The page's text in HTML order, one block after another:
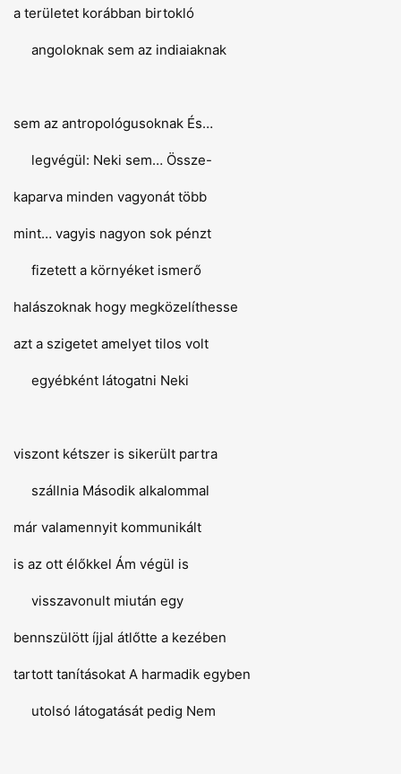
a területet korábban birtokló
angoloknak sem az indiaiaknak
sem az antropológusoknak És…
legvégül: Neki sem… Össze-
kaparva minden vagyonát több
mint… vagyis nagyon sok pénzt
fizetett a környéket ismerő
halászoknak hogy megközelíthesse
azt a szigetet amelyet tilos volt
egyébként látogatni Neki
viszont kétszer is sikerült partra
szállnia Második alkalommal
már valamennyit kommunikált
is az ott élőkkel Ám végül is
visszavonult miután egy
bennszülött íjjal átlőtte a kezében
tartott tanításokat A harmadik egyben
utolsó látogatását pedig Nem